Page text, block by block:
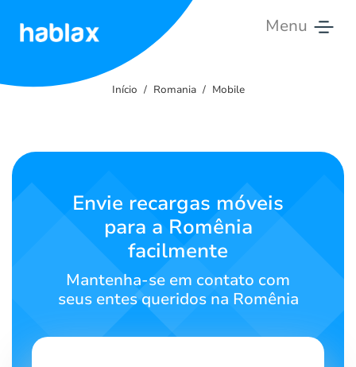
Menu
Contate-
Início Romania Mobile
Envie recargas móveis
para a Romênia
facilmente
Mantenha-se em contato com
seus entes queridos na Romênia